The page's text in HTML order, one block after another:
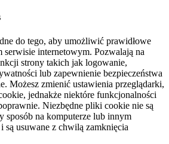
do tego, aby umożliwić prawidłowe
serwisie internetowym. Pozwalają na
strony takich jak logowanie,
lub zapewnienie bezpieczeństwa
Możesz zmienić ustawienia przeglądarki,
jednakże niektóre funkcjonalności
Niezbędne pliki cookie nie są
sposób na komputerze lub innym
są usuwane z chwilą zamknięcia